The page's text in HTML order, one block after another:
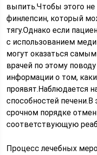
выпить.Чтобы этого не
финлепсин, который
тягу.Однако если
с использованием
могут оказаться
врачей по этому
информации о том,
проявят.Наблюдается
способностей печени.В
срочном порядке
соответствующую
Процесс лечебных